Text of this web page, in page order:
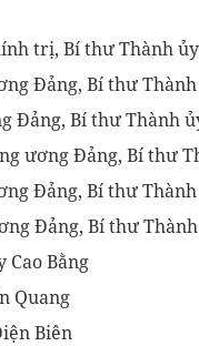
trị, Bí thư Thành
Đảng, Bí thư
Đảng, Bí thư Thành
ương Đảng, Bí thư
Đảng, Bí thư
Đảng, Bí thư
Bằng
Quang
Biên